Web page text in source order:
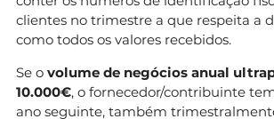
clientes no trimestre a que respeita a
como todos os valores recebidos.
Se o volume de negócios anual
10.000€, o fornecedor/contribuinte
ano seguinte, também